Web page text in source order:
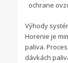
ochrane
Výhody
Horenie je
paliva.
dávkách